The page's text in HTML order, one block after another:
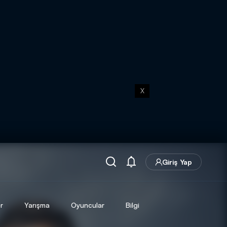
X
Giriş Yap
Yarışma Oyuncular Bilgi